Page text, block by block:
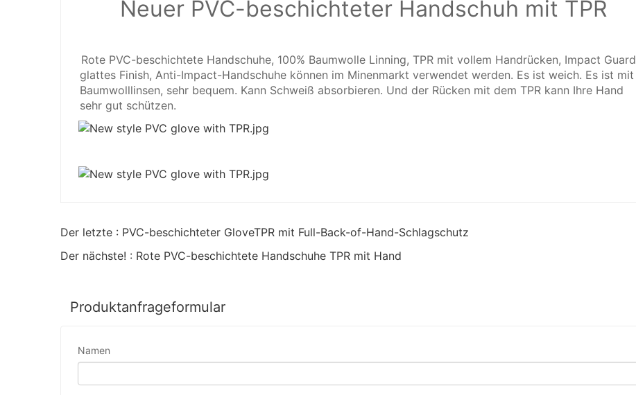
Neuer PVC-beschichteter Handschuh mit TPR
Rote PVC-beschichtete Handschuhe, 100% Baumwolle Linning, TPR mit vollem Handrücken, Impact Guard
glattes Finish, Anti-Impact-Handschuhe können im Minenmarkt verwendet werden. Es ist weich. Es ist mit
Baumwolllinsen, sehr bequem. Kann Schweiß absorbieren. Und der Rücken mit dem TPR kann Ihre Hand
sehr gut schützen.
Der letzte : PVC-beschichteter GloveTPR mit Full-Back-of-Hand-Schlagschutz
Der nächste! : Rote PVC-beschichtete Handschuhe TPR mit Hand
Produktanfrageformular
Namen